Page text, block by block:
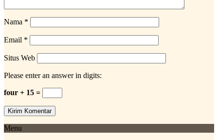
Nama *
Email *
Situs Web
Please enter an answer in digits:
four + 15 =
Menu